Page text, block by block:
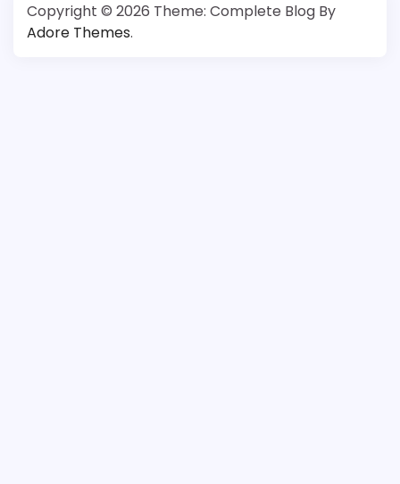
Copyright © 2026 Theme: Complete Blog By
Adore Themes.